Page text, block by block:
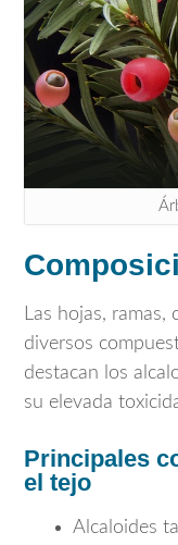
Las hojas, ramas,
diversos
destacan los
su elevada
Principales
el tejo
Alcaloides